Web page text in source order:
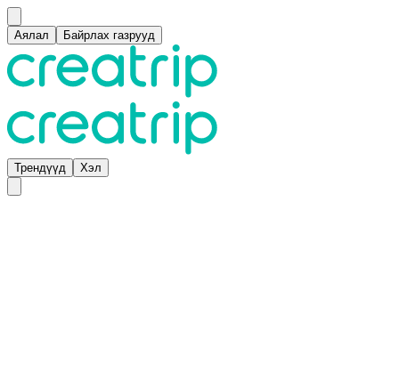
Аялал Байрлах газрууд
Трендүүд Хэл